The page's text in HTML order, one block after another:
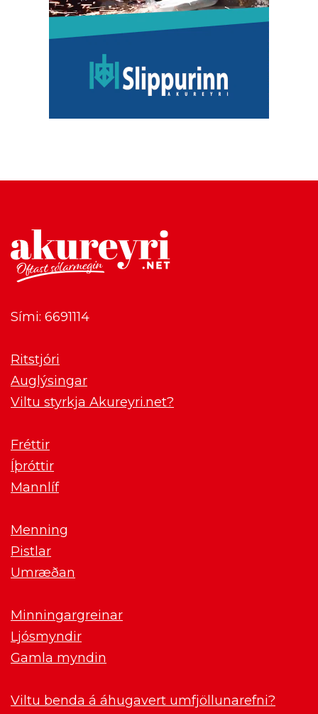
Sími: 6691114
Ritstjóri
Auglýsingar
Viltu styrkja Akureyri.net?
Fréttir
Íþróttir
Mannlíf
Menning
Pistlar
Umræðan
Minningargreinar
Ljósmyndir
Gamla myndin
Viltu benda á áhugavert umfjöllunarefni?